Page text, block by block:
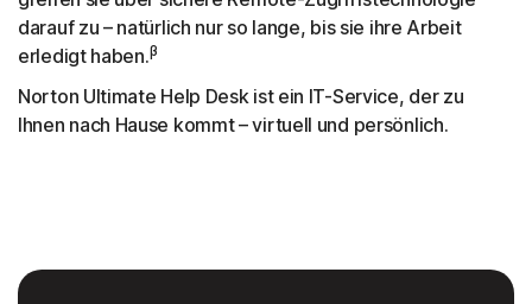
darauf zu – natürlich nur so lange, bis sie ihre Arbeit
erledigt haben.β
Norton Ultimate Help Desk ist ein IT-Service, der zu
Ihnen nach Hause kommt – virtuell und persönlich.